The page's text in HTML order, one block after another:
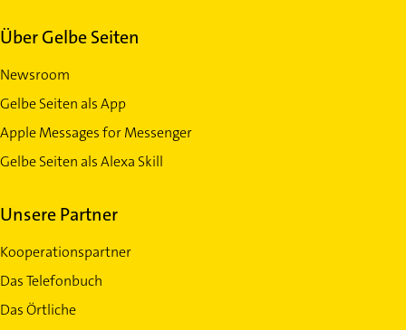
Über Gelbe Seiten
Newsroom
Gelbe Seiten als App
Apple Messages for Messenger
Gelbe Seiten als Alexa Skill
Unsere Partner
Kooperationspartner
Das Telefonbuch
Das Örtliche